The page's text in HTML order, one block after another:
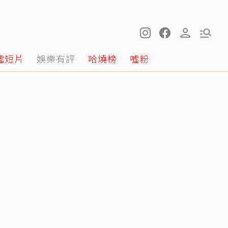
短片 娛樂有評 哈燒榜 噓粉